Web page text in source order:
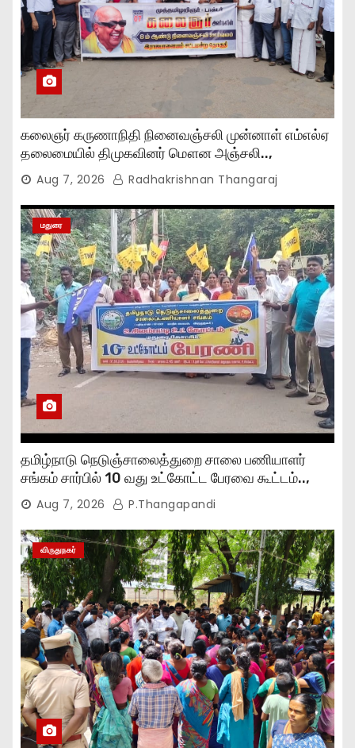
கலைஞர் கருணாநிதி நினைவஞ்சலி முன்னாள் எம்எல்ஏ
தலைமையில் திமுகவினர் மௌன அஞ்சலி..,
Aug 7, 2026 Radhakrishnan Thangaraj
மதுரை
தமிழ்நாடு நெடுஞ்சாலைத்துறை சாலை பணியாளர்
சங்கம் சார்பில் 10 வது உட்கோட்ட பேரவை கூட்டம்..,
Aug 7, 2026 P.Thangapandi
விருதுநகர்